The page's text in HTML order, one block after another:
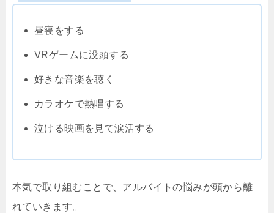
昼寝をする
VRゲームに没頭する
好きな音楽を聴く
カラオケで熱唱する
泣ける映画を見て涙活する
本気で取り組むことで、アルバイトの悩みが頭から離
れていきます。